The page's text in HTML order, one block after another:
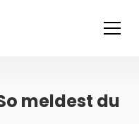
meldest du